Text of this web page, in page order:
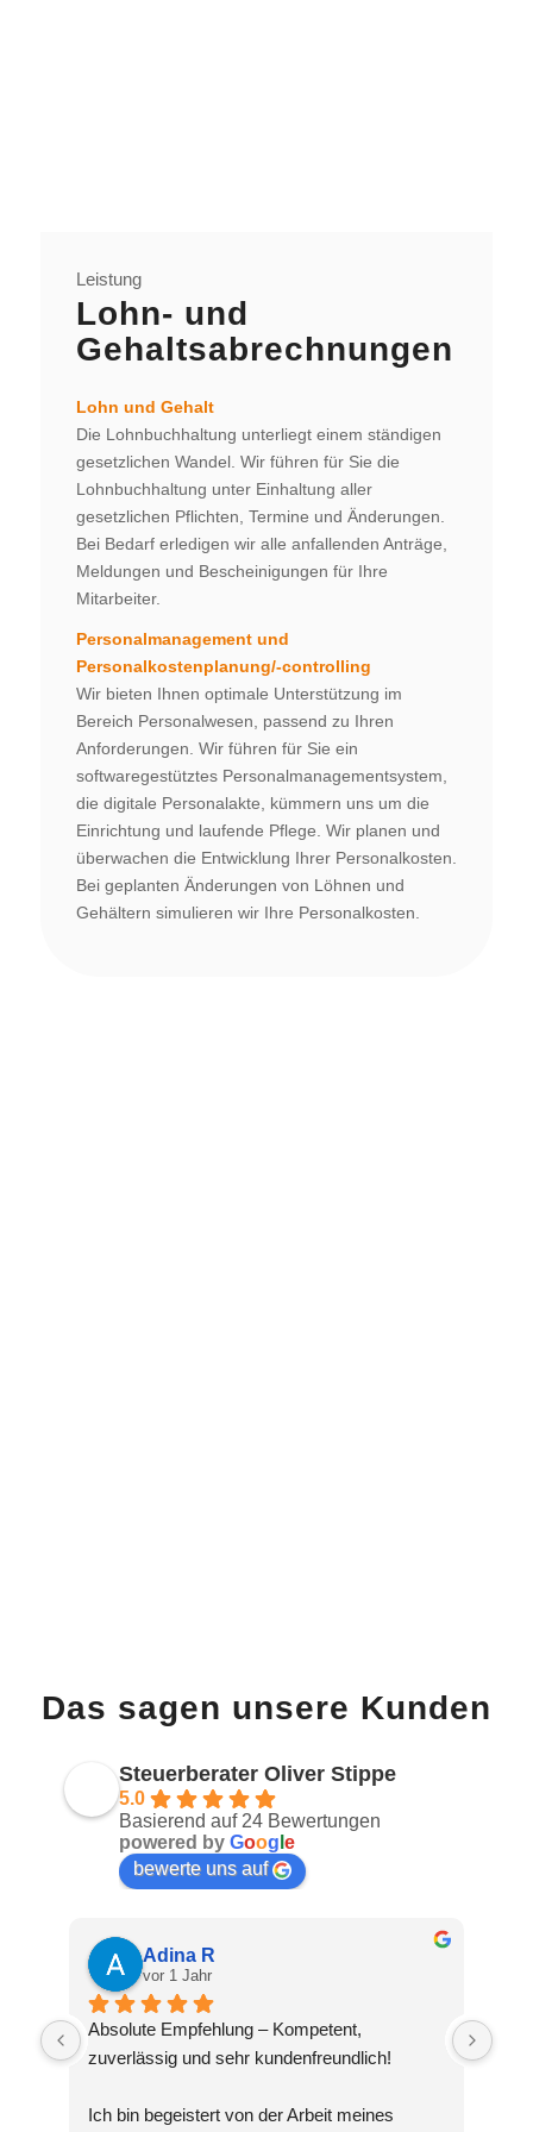
Leistung
Lohn- und
Gehaltsabrechnungen
Lohn und Gehalt
Die Lohnbuchhaltung unterliegt einem ständigen
gesetzlichen Wandel. Wir führen für Sie die
Lohnbuchhaltung unter Einhaltung aller
gesetzlichen Pflichten, Termine und Änderungen.
Bei Bedarf erledigen wir alle anfallenden Anträge,
Meldungen und Bescheinigungen für Ihre
Mitarbeiter.
Personalmanagement und
Personalkostenplanung/-controlling
Wir bieten Ihnen optimale Unterstützung im
Bereich Personalwesen, passend zu Ihren
Anforderungen. Wir führen für Sie ein
softwaregestütztes Personalmanagementsystem,
die digitale Personalakte, kümmern uns um die
Einrichtung und laufende Pflege. Wir planen und
überwachen die Entwicklung Ihrer Personalkosten.
Bei geplanten Änderungen von Löhnen und
Gehältern simulieren wir Ihre Personalkosten.
Das sagen unsere Kunden
Steuerberater Oliver Stippe
5.0
Basierend auf 24 Bewertungen
powered by Goog e
bewerte uns auf
Adina R
vor 1 Jahr
Absolute Empfehlung – Kompetent,
zuverlässig und sehr kundenfreundlich!
Ich bin begeistert von der Arbeit meines